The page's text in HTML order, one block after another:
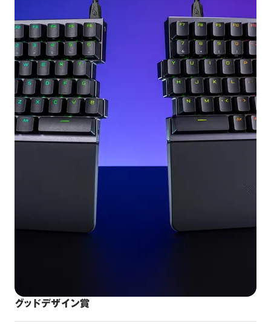
グッドデザイン賞